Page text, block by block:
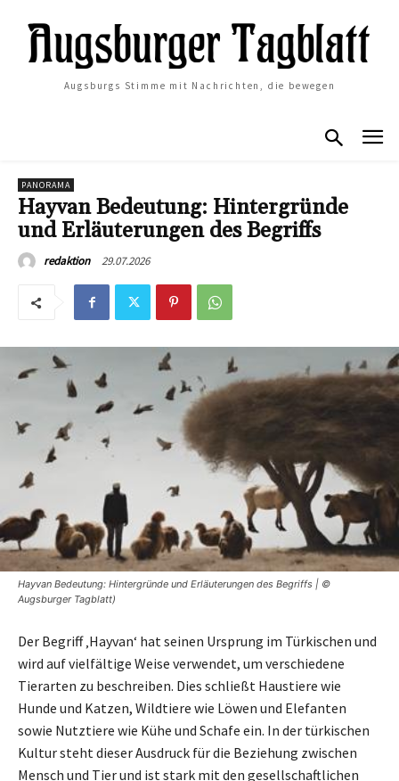
Augsburgs Stimme mit Nachrichten, die bewegen
PANORAMA
Hayvan Bedeutung: Hintergründe
und Erläuterungen des Begriffs
redaktion 29.07.2026
Hayvan Bedeutung: Hintergründe und Erläuterungen des Begriffs | ©
Augsburger Tagblatt)
Der Begriff ‚Hayvan‘ hat seinen Ursprung im Türkischen und
wird auf vielfältige Weise verwendet, um verschiedene
Tierarten zu beschreiben. Dies schließt Haustiere wie
Hunde und Katzen, Wildtiere wie Löwen und Elefanten
sowie Nutztiere wie Kühe und Schafe ein. In der türkischen
Kultur steht dieser Ausdruck für die Beziehung zwischen
Mensch und Tier und ist stark mit den gesellschaftlichen